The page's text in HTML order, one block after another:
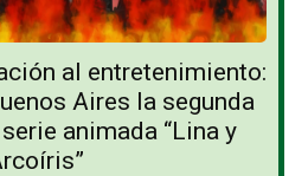
al entretenimiento:
Aires la segunda
animada “Lina y